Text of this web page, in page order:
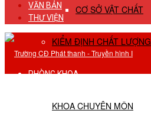
CƠ SỞ VẬT CHẤT
KIỂM ĐỊNH CHẤT LƯỢNG
PHÒNG KHOA
KHOA CHUYÊN MÔN
VĂN BẢN
THƯ VIỆN